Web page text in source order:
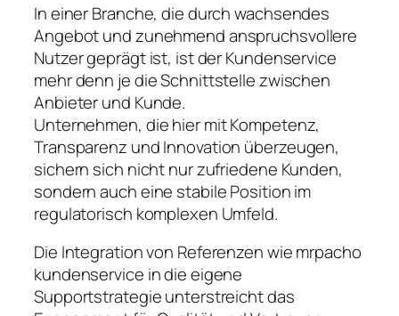
In einer Branche, die durch wachsendes
Angebot und zunehmend anspruchsvollere
Nutzer geprägt ist, ist der Kundenservice
mehr denn je die Schnittstelle zwischen
Anbieter und Kunde.
Unternehmen, die hier mit Kompetenz,
Transparenz und Innovation überzeugen,
sichern sich nicht nur zufriedene Kunden,
sondern auch eine stabile Position im
regulatorisch komplexen Umfeld.
Die Integration von Referenzen wie mrpacho
kundenservice in die eigene
Supportstrategie unterstreicht das